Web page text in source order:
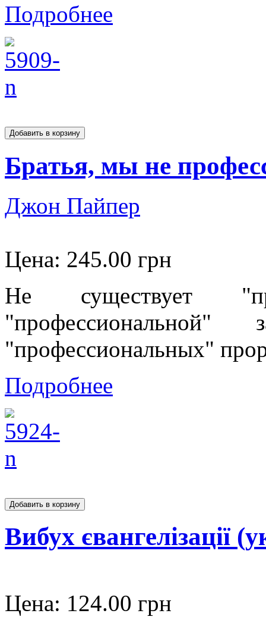
Подробнее
Братья, мы не
Джон Пайпер
Цена: 245.00 грн
Не существует
"профессиональных"
Подробнее
Вибух євангелізації
Цена: 124.00 грн